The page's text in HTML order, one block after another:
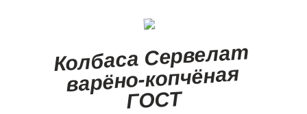
Колбаса Сервелат
варёно-копчёная
ГОСТ